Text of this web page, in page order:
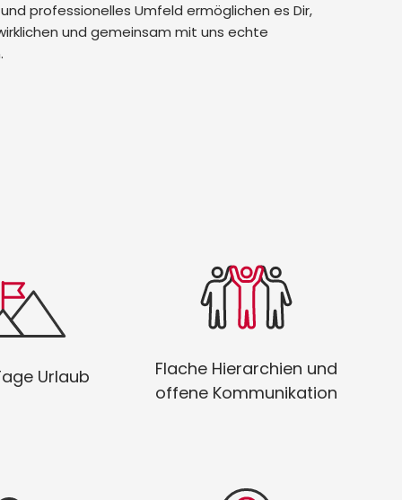
professionelles Umfeld ermöglichen es Dir,
und gemeinsam mit uns echte
Urlaub
Energie mit
Flache Hierarchien und
offene Kommunikation
Sag, was Du denkst –